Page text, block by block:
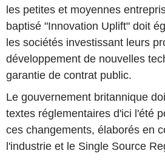
les petites et moyennes
baptisé "Innovation Uplift" doit
les sociétés investissant leurs
développement de nouvelles
garantie de contrat public.
Le gouvernement britannique
textes réglementaires d'ici l'été
ces changements, élaborés en
l'industrie et le Single Source